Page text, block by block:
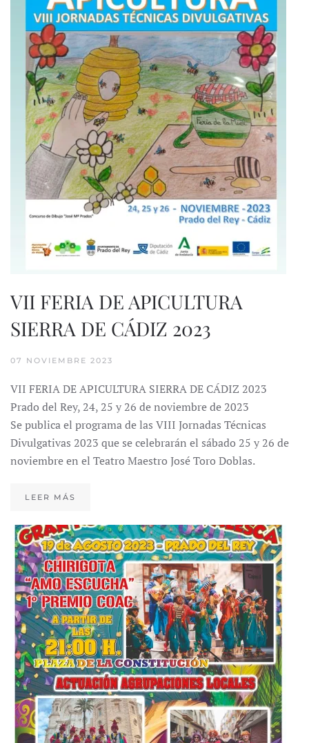
VII FERIA DE APICULTURA
SIERRA DE CÁDIZ 2023
07 NOVIEMBRE 2023
VII FERIA DE APICULTURA SIERRA DE CÁDIZ 2023
Prado del Rey, 24, 25 y 26 de noviembre de 2023
Se publica el programa de las VIII Jornadas Técnicas
Divulgativas 2023 que se celebrarán el sábado 25 y 26 de
noviembre en el Teatro Maestro José Toro Doblas.
LEER MÁS